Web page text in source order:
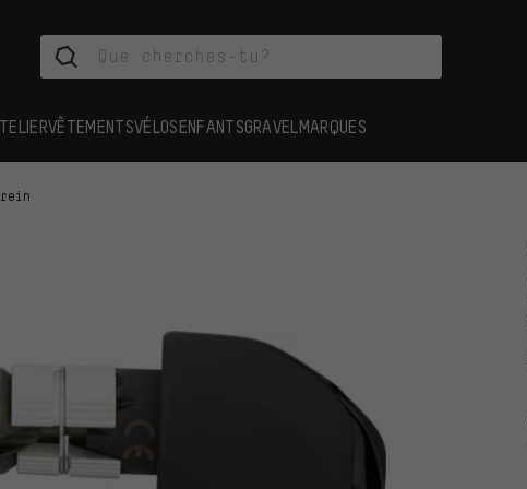
VÊTEMENTSVÉLOSENFANTSGRAVEL MARQUES